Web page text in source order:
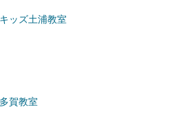
ッズ土浦教室
賀教室